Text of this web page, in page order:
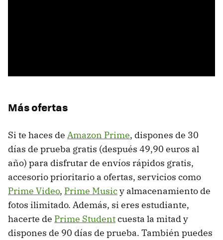
Más ofertas
Si te haces de Amazon Prime, dispones de 30
días de prueba gratis (después 49,90 euros al
año) para disfrutar de envíos rápidos gratis,
accesorio prioritario a ofertas, servicios como
Prime Video, Prime Musicy almacenamiento de
fotos ilimitado. Además, si eres estudiante,
hacerte de Prime Studentcuesta la mitad y
dispones de 90 días de prueba. También puedes